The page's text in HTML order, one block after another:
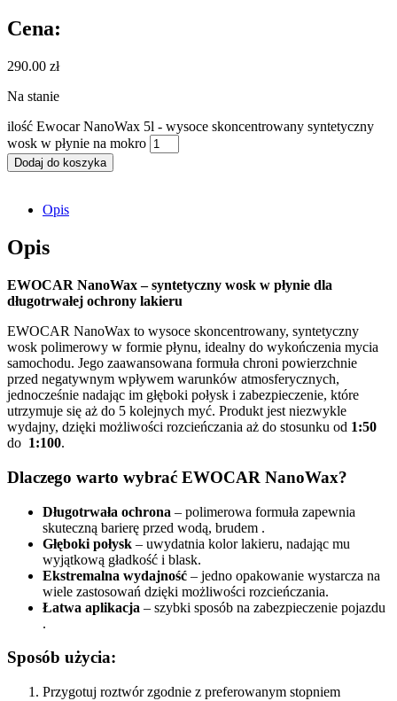
Cena:
290.00 zł
Na stanie
ilość Ewocar NanoWax 5l - wysoce skoncentrowany syntetyczny
wosk w płynie na mokro
Dodaj do koszyka
Opis
Opis
EWOCAR NanoWax – syntetyczny wosk w płynie dla
długotrwałej ochrony lakieru
EWOCAR NanoWax to wysoce skoncentrowany, syntetyczny
wosk polimerowy w formie płynu, idealny do wykończenia mycia
samochodu. Jego zaawansowana formuła chroni powierzchnie
przed negatywnym wpływem warunków atmosferycznych,
jednocześnie nadając im głęboki połysk i zabezpieczenie, które
utrzymuje się aż do 5 kolejnych myć. Produkt jest niezwykle
wydajny, dzięki możliwości rozcieńczania aż do stosunku od 1:50
do 1:100.
Dlaczego warto wybrać EWOCAR NanoWax?
Długotrwała ochrona – polimerowa formuła zapewnia
skuteczną barierę przed wodą, brudem .
Głęboki połysk – uwydatnia kolor lakieru, nadając mu
wyjątkową gładkość i blask.
Ekstremalna wydajność – jedno opakowanie wystarcza na
wiele zastosowań dzięki możliwości rozcieńczania.
Łatwa aplikacja – szybki sposób na zabezpieczenie pojazdu
.
Sposób użycia:
Przygotuj roztwór zgodnie z preferowanym stopniem